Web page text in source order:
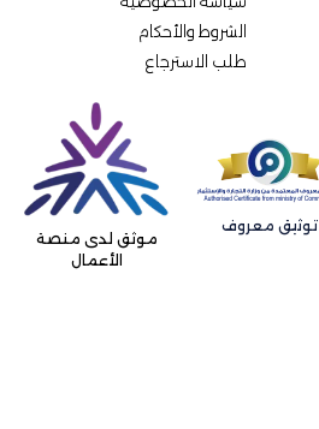
الشروط والأحكام
طلب الاسترجاع
توثيق معروف
موثق لدى منصة
الأعمال